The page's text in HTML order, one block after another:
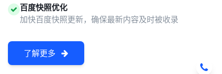
百度快照优化
加快百度快照更新，确保最新内容及时被收录
了解更多